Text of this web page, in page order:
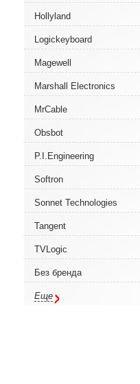
Hollyland
Logickeyboard
Magewell
Marshall Electronics
MrCable
Obsbot
P.I.Engineering
Softron
Sonnet Technologies
Tangent
TVLogic
Без бренда
Еще